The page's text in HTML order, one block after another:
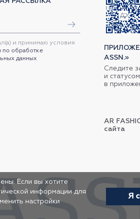
и принимаю условия
по обработке
данных
ASSN.»
Следите
и
в
AR
сайта
Если вы хотите
информации для
настройки
Я